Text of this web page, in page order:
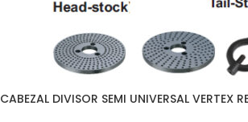
CABEZAL DIVISOR SEMI UNIVERSAL VERTEX